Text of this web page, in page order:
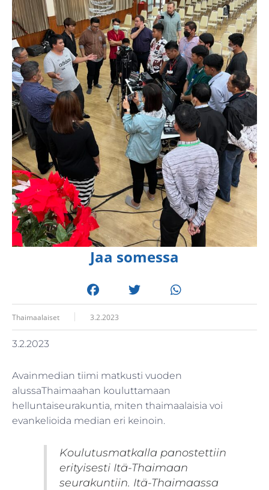
Jaa somessa
Thaimaalaiset 3.2.2023
3.2.2023
Avainmedian tiimi matkusti vuoden
alussaThaimaahan kouluttamaan
helluntaiseurakuntia, miten thaimaalaisia voi
evankelioida median eri keinoin.
Koulutusmatkalla panostettiin
erityisesti Itä-Thaimaan
seurakuntiin. Itä-Thaimaassa